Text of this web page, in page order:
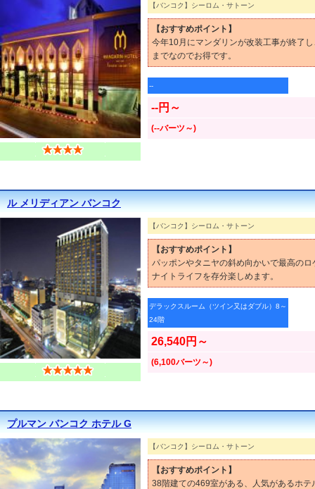
【バンコク】シーロム・サトーン
【おすすめポイント】
今年10月にマンダリンが改装工事が終了
までなのでお得です。
--
--円～
(--バーツ～)
ル メリディアン バンコク
【バンコク】シーロム・サトーン
【おすすめポイント】
パッポンやタニヤの斜め向かいで最高の
ナイトライフを存分楽しめます。
デラックスルーム（ツイン又はダブル）8～
24階
26,540円～
(6,100バーツ～)
プルマン バンコク ホテル G
【バンコク】シーロム・サトーン
【おすすめポイント】
38階建ての469室がある、人気があるホテ